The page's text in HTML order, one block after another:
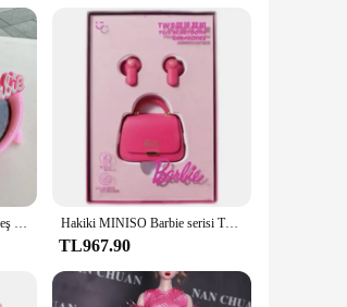
collectible. With its sets for sale,
Yeni Barbie Sandy Shore güneş gözlüğü çocuk Kawaii pembe kız doğum günü fotoğraf Prop gözlük karikatür seyahat gözlük çocuklar hediye Hakiki MINISO Barbie serisi TWS Bluetooth kulaklıklar pembe sevimli yaratıcı çanta şekli kulak içi kulaklıklar kızlar tatil hediye
TL967.90